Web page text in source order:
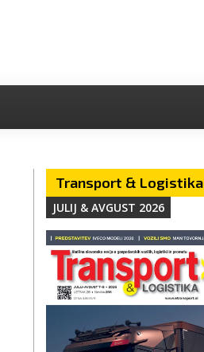
Transport & Logistika
JULIJ & AVGUST 2026